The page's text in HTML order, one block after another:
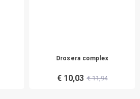
Drosera complex
€ 10,03 € 11,94